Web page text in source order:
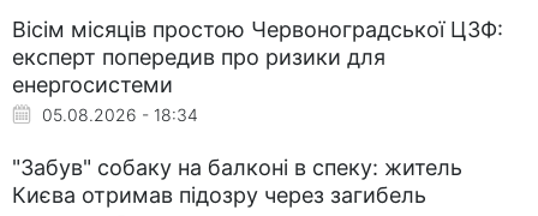
Вісім місяців простою Червоноградської ЦЗФ:
експерт попередив про ризики для
енергосистеми
05.08.2026 - 18:34
"Забув" собаку на балконі в спеку: житель
Києва отримав підозру через загибель